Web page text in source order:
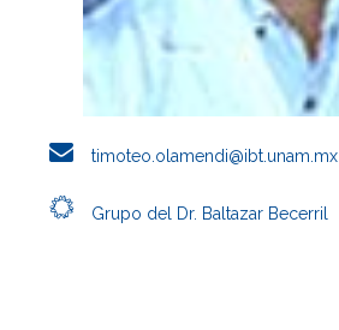
timoteo.olamendi@ibt.unam.mx
Grupo del Dr. Baltazar Becerril